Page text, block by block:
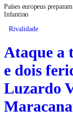
Países europeus
Infantino
Rivalidade
Ataque a
e dois
Luzardo